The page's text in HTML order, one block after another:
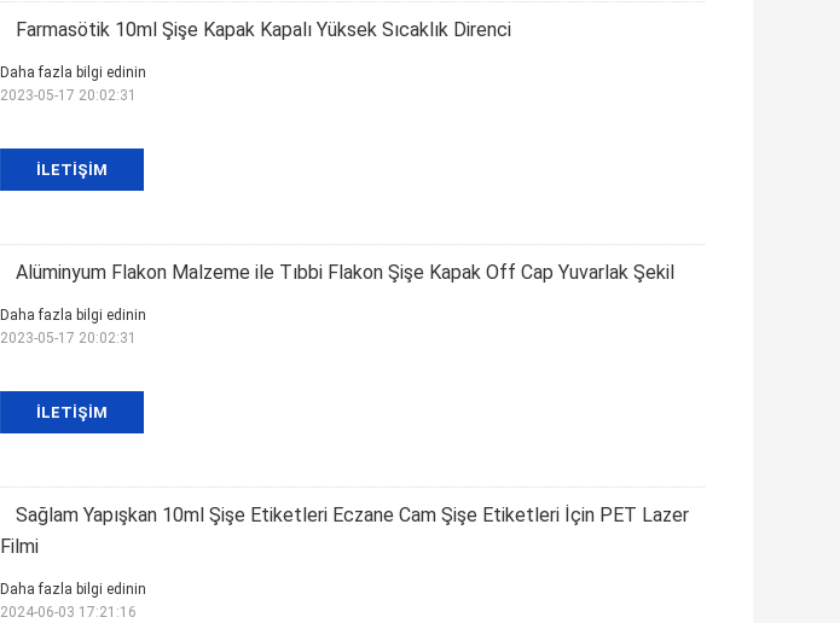
Farmasötik 10ml Şişe Kapak Kapalı Yüksek Sıcaklık Direnci
İLETIŞIM
Daha fazla bilgi edinin
2023-05-17 20:02:31
Alüminyum Flakon Malzeme ile Tıbbi Flakon Şişe Kapak Off Cap Yuvarlak Şekil
İLETIŞIM
Daha fazla bilgi edinin
2023-05-17 20:02:31
Sağlam Yapışkan 10ml Şişe Etiketleri Eczane Cam Şişe Etiketleri İçin PET Lazer
Filmi
Daha fazla bilgi edinin
2024-06-03 17:21:16